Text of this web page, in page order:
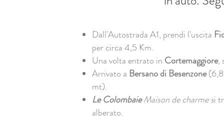
Dall'Autostrada A1, prendi l'uscita
per circa 4,5 Km.
Una volta entrato in Cortemaggiore,
Arrivato a Bersano di Besenzone(6,8
mt).
Le ColombaieMaison de charme si
alberato.